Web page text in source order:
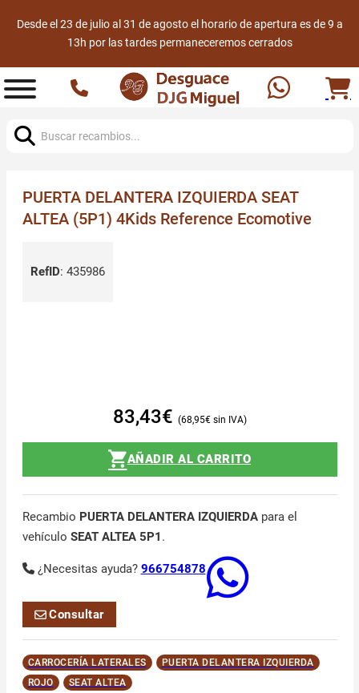
Desde el 23 de julio al 31 de agosto el horario de apertura es de 9 a
13h por las tardes permaneceremos cerrados
PUERTA DELANTERA IZQUIERDA SEAT
ALTEA (5P1) 4Kids Reference Ecomotive
RefID: 435986
83,43€ 68,95€
AÑADIR AL CARRITO
Recambio PUERTA DELANTERA IZQUIERDApara el
vehículo SEAT ALTEA 5P1 .
¿Necesitas ayuda? 966754878
Consultar
CARROCERÍA LATERALES
PUERTA DELANTERA IZQUIERDA
ROJO
SEAT ALTEA